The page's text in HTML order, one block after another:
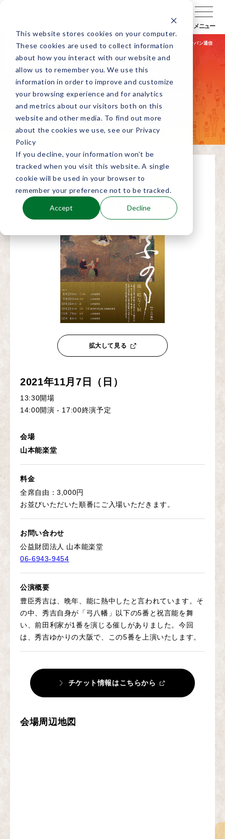
This website stores cookies on your computer.
These cookies are used to collect information
about how you interact with our website and
allow us to remember you. We use this
information in order to improve and customize
your browsing experience and for analytics
and metrics about our visitors both on this
website and other media. To find out more
about the cookies we use, see our Privacy
Policy
If you decline, your information won’t be
tracked when you visit this website. A single
cookie will be used in your browser to
remember your preference not to be tracked.
Accept Decline
メニュー
コンセプト 公演検索 公演会場検索 キャラバン通信
公演終了 近畿
のふの事～能に暇なく候
其の四 杜若
拡大して見る
2021年11月7日（日）
13:30開場
14:00開演 - 17:00終演予定
会場
山本能楽堂
料金
全席自由：3,000円
お並びいただいた順番にご入場いただきます。
お問い合わせ
公益財団法人 山本能楽堂
06-6943-9454
公演概要
豊臣秀吉は、晩年、能に熱中したと言われています。そ
の中、秀吉自身が「弓八幡」以下の5番と祝言能を舞
い、前田利家が1番を演じる催しがありました。今回
は、秀吉ゆかりの大阪で、この5番を上演いたします。
チケット情報はこちらから
会場周辺地図